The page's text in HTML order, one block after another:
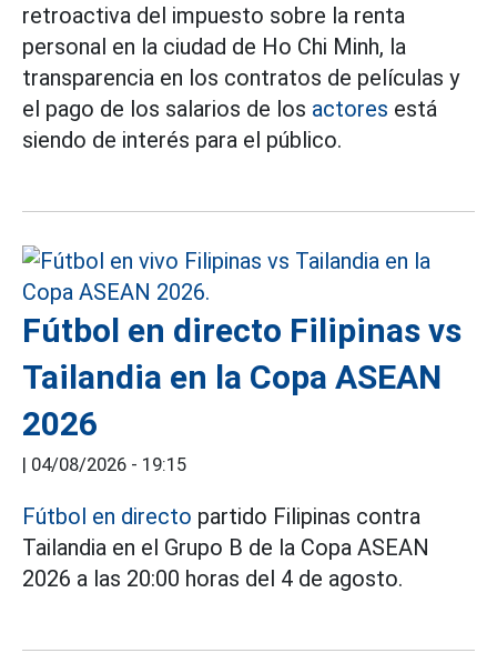
retroactiva del impuesto sobre la renta
personal en la ciudad de Ho Chi Minh, la
transparencia en los contratos de películas y
el pago de los salarios de los actores está
siendo de interés para el público.
Fútbol en directo Filipinas vs
Tailandia en la Copa ASEAN
2026
04/08/2026 - 19:15
Fútbol en directo partido Filipinas contra
Tailandia en el Grupo B de la Copa ASEAN
2026 a las 20:00 horas del 4 de agosto.